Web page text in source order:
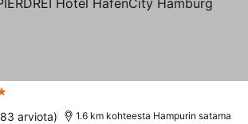
arviota) 1.6 km kohteesta Hampurin satama